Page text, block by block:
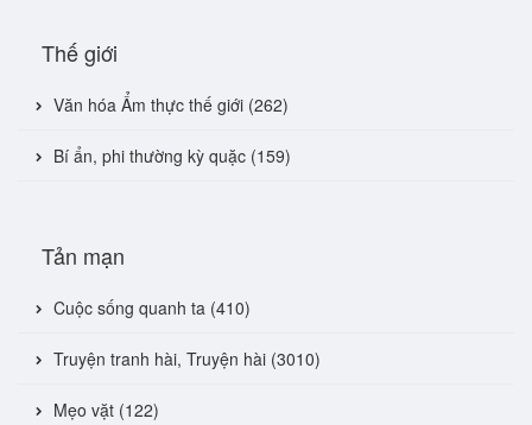
Thế giới
Văn hóa Ẩm thực thế giới (262)
Bí ẩn, phi thường kỳ quặc (159)
Tản mạn
Cuộc sống quanh ta (410)
Truyện tranh hài, Truyện hài (3010)
Mẹo vặt (122)